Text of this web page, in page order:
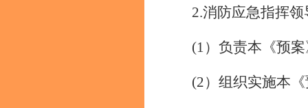
2.消防应急指挥领
(1）负责本《预
(2）组织实施本